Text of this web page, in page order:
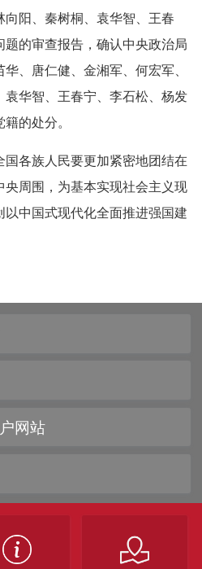
阳、秦树桐、袁华智、王春
的审查报告，确认中央政治局
、唐仁健、金湘军、何宏军、
袁华智、王春宁、李石松、杨发
的处分。
国各族人民要更加紧密地团结在
央周围，为基本实现社会主义现
中国式现代化全面推进强国建
网站